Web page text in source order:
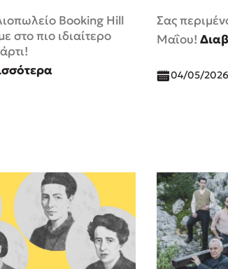
Booking Hill
στο πιο ιδιαίτερο
Σας
Μαΐου!
04/05/2026